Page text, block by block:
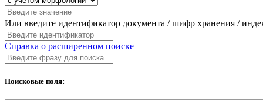
Или введите идентификатор документа / шифр хранения /
Справка о расширенном поиске
Поисковые поля: